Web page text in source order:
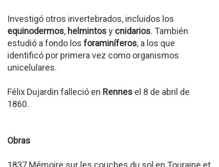
Investigó otros invertebrados, incluidos los
equinodermos, helmintosy cnidarios. También
estudió a fondo los foraminíferos, a los que
identificó por primera vez como organismos
unicelulares.
Félix Dujardin falleció en Rennes el 8 de abril de
1860.
Obras
1837 Mémoire sur les couches du sol en Touraine et